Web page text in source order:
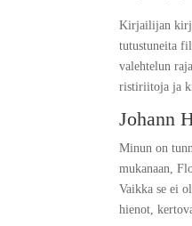
Kirjailijan
tutustuneita
valehtelun
ristiriitoja ja
Johann
Minun on
mukanaan,
Vaikka se ei
hienot,